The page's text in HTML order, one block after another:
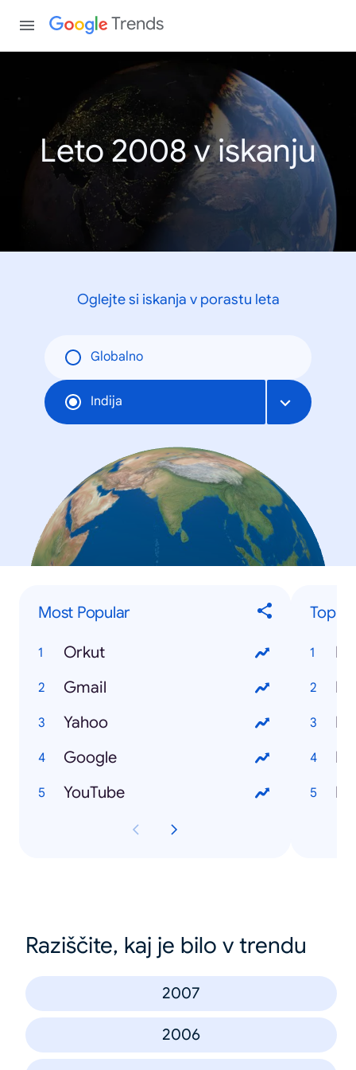
Trends
Leto 2008 v iskanju
Oglejte si iskanja v porastu leta
Globalno
Indija
Most Popular
Orkut
Gmail
Yahoo
Google
YouTube
Top
Raziščite, kaj je bilo v trendu
2007
2006